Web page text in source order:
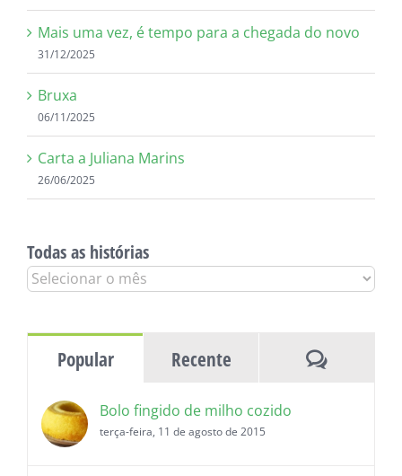
Mais uma vez, é tempo para a chegada do novo
31/12/2025
Bruxa
06/11/2025
Carta a Juliana Marins
26/06/2025
Todas as histórias
Todas
Popular Recente
Bolo fingido de milho cozido
terça-feira, 11 de agosto de 2015